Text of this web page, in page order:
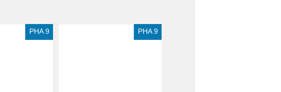
registrované
PHA 9 Extra slevy pro registrované
PHA 9